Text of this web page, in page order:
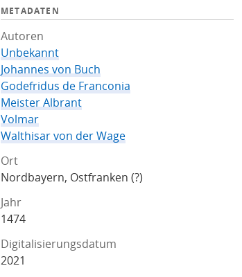
METADATEN
Autoren
Unbekannt
Johannes von Buch
Godefridus de Franconia
Meister Albrant
Volmar
Walthisar von der Wage
Ort
Nordbayern, Ostfranken (?)
Jahr
1474
Digitalisierungsdatum
2021